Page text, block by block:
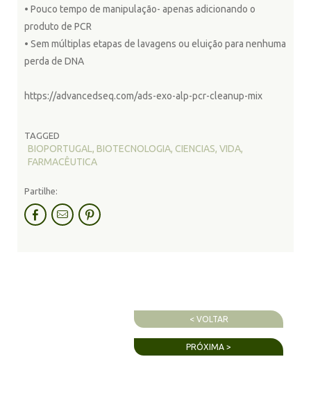
• Pouco tempo de manipulação- apenas adicionando o
produto de PCR
• Sem múltiplas etapas de lavagens ou eluição para nenhuma
perda de DNA
https://advancedseq.com/ads-exo-alp-pcr-cleanup-mix
TAGGED
BIOPORTUGAL, BIOTECNOLOGIA, CIENCIAS, VIDA,
FARMACÊUTICA
Partilhe:
< VOLTAR
PRÓXIMA >